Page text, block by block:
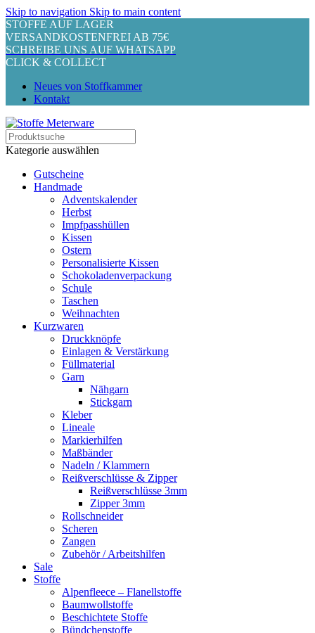
Skip to navigation Skip to main content
STOFFE AUF LAGER
VERSANDKOSTENFREI AB 75€
SCHREIBE UNS AUF WHATSAPP
CLICK & COLLECT
Neues von Stoffkammer
Kontakt
Kategorie auswählen
Gutscheine
Handmade
Adventskalender
Herbst
Impfpasshüllen
Kissen
Ostern
Personalisierte Kissen
Schokoladenverpackung
Schule
Taschen
Weihnachten
Kurzwaren
Druckknöpfe
Einlagen & Verstärkung
Füllmaterial
Garn
Nähgarn
Stickgarn
Kleber
Lineale
Markierhilfen
Maßbänder
Nadeln / Klammern
Reißverschlüsse & Zipper
Reißverschlüsse 3mm
Zipper 3mm
Rollschneider
Scheren
Zangen
Zubehör / Arbeitshilfen
Sale
Stoffe
Alpenfleece – Flanellstoffe
Baumwollstoffe
Beschichtete Stoffe
Bündchenstoffe